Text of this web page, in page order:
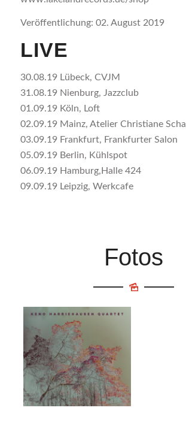
Veröffentlichung: 02. August 2019
LIVE
30.08.19 Lübeck, CVJM
31.08.19 Nienburg, Jazzclub
01.09.19 Köln, Loft
02.09.19 Mainz, Atelier Christiane
03.09.19 Frankfurt, Frankfurter Salon
05.09.19 Berlin, Kühlspot
06.09.19 Hamburg,Halle 424
09.09.19 Leipzig, Werkcafe
Fotos